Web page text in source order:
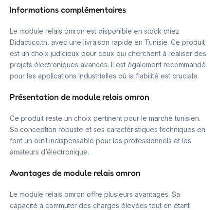
Informations complémentaires
Le module relais omron est disponible en stock chez
Didactico.tn, avec une livraison rapide en Tunisie. Ce produit
est un choix judicieux pour ceux qui cherchent à réaliser des
projets électroniques avancés. Il est également recommandé
pour les applications industrielles où la fiabilité est cruciale.
Présentation de module relais omron
Ce produit reste un choix pertinent pour le marché tunisien.
Sa conception robuste et ses caractéristiques techniques en
font un outil indispensable pour les professionnels et les
amateurs d’électronique.
Avantages de module relais omron
Le module relais omron offre plusieurs avantages. Sa
capacité à commuter des charges élevées tout en étant